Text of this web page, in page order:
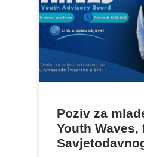
Poziv za
Youth